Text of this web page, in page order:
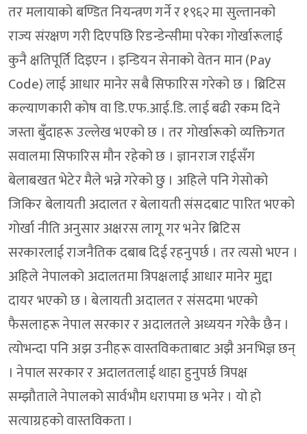
तर मलायाको बण्डित नियन्त्रण गर्ने र १९६२ मा सुल्तानको
राज्य संरक्षण गरी दिएपछि रिडन्डेन्सीमा परेका गोर्खारूलाई
कुनै क्षतिपूर्ति दिइएन । इन्डियन सेनाको वेतन मान (Pay
Code) लाई आधार मानेर सबै सिफारिस गरेको छ । ब्रिटिस
कल्याणकारी कोष वा डि.एफ.आई.डि. लाई बढी रकम दिने
जस्ता बुँदाहरू उल्लेख भएको छ । तर गोर्खारूको व्यक्तिगत
सवालमा सिफारिस मौन रहेको छ । ज्ञानराज राईसँग
बेलाबखत भेटेर मैले भन्ने गरेको छु । अहिले पनि गेसोको
जिकिर बेलायती अदालत र बेलायती संसदबाट पारित भएको
गोर्खा नीति अनुसार अक्षरस लागू गर भनेर ब्रिटिस
सरकारलाई राजनैतिक दबाब दिई रहनुपर्छ । तर त्यसो भएन ।
अहिले नेपालको अदालतमा त्रिपक्षलाई आधार मानेर मुद्दा
दायर भएको छ । बेलायती अदालत र संसदमा भएको
फैसलाहरू नेपाल सरकार र अदालतले अध्ययन गरेकै छैन ।
त्योभन्दा पनि अझ उनीहरू वास्तविकताबाट अझै अनभिज्ञ छन्
। नेपाल सरकार र अदालतलाई थाहा हुनुपर्छ त्रिपक्ष
सम्झौताले नेपालको सार्वभौम धरापमा छ भनेर । यो हो
सत्याग्रहको वास्तविकता ।